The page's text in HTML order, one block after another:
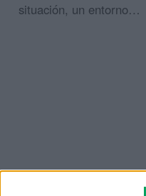
situación, un entorno…